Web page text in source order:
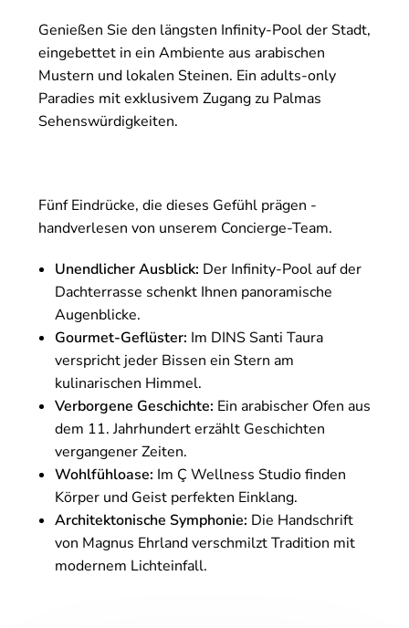
Genießen Sie den längsten Infinity-Pool der Stadt,
eingebettet in ein Ambiente aus arabischen
Mustern und lokalen Steinen. Ein adults-only
Paradies mit exklusivem Zugang zu Palmas
Sehenswürdigkeiten.
Fünf Eindrücke, die dieses Gefühl prägen -
handverlesen von unserem Concierge-Team.
Unendlicher Ausblick: Der Infinity-Pool auf der
Dachterrasse schenkt Ihnen panoramische
Augenblicke.
Gourmet-Geflüster: Im DINS Santi Taura
verspricht jeder Bissen ein Stern am
kulinarischen Himmel.
Verborgene Geschichte: Ein arabischer Ofen aus
dem 11. Jahrhundert erzählt Geschichten
vergangener Zeiten.
Wohlfühloase: Im Ç Wellness Studio finden
Körper und Geist perfekten Einklang.
Architektonische Symphonie: Die Handschrift
von Magnus Ehrland verschmilzt Tradition mit
modernem Lichteinfall.